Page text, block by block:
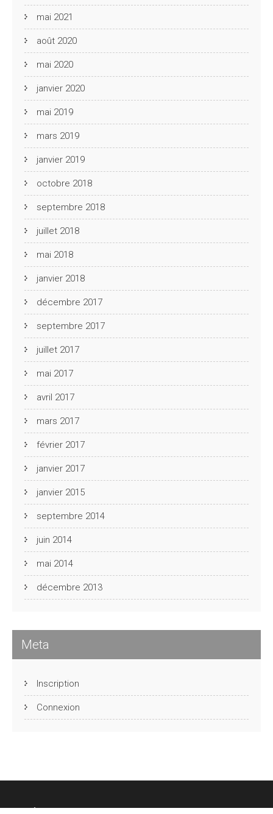
mai 2021
août 2020
mai 2020
janvier 2020
mai 2019
mars 2019
janvier 2019
octobre 2018
septembre 2018
juillet 2018
mai 2018
janvier 2018
décembre 2017
septembre 2017
juillet 2017
mai 2017
avril 2017
mars 2017
février 2017
janvier 2017
janvier 2015
septembre 2014
juin 2014
mai 2014
décembre 2013
Meta
Inscription
Connexion